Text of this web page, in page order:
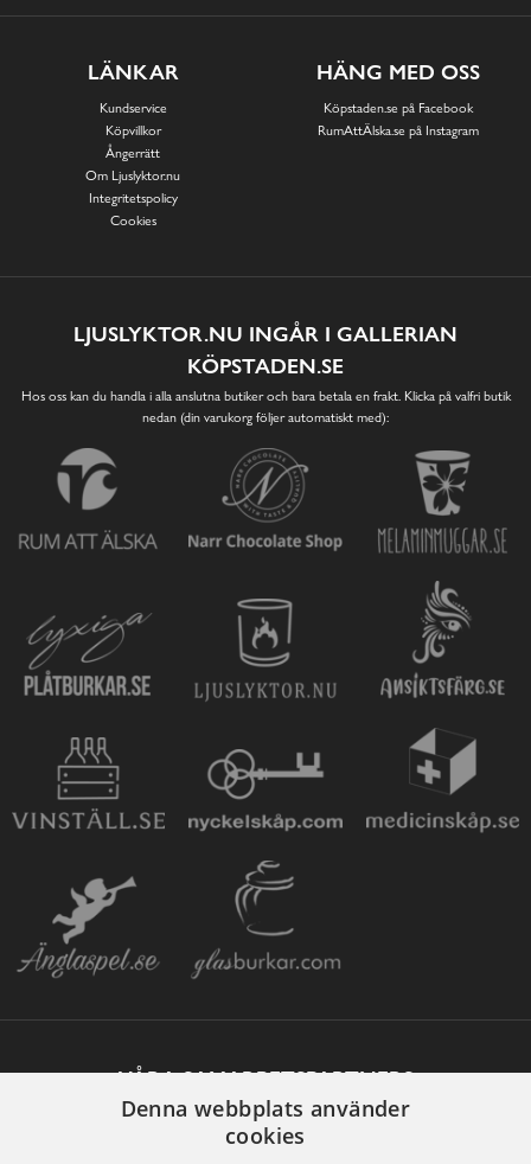
LÄNKAR
Kundservice
Köpvillkor
Ångerrätt
Om Ljuslyktor.nu
Integritetspolicy
Cookies
HÄNG MED OSS
Köpstaden.se på Facebook
RumAttÄlska.se på Instagram
LJUSLYKTOR.NU INGÅR I GALLERIAN
KÖPSTADEN.SE
Hos oss kan du handla i alla anslutna butiker och bara betala en frakt. Klicka på valfri butik
nedan (din varukorg följer automatiskt med):
VÅRA SAMARBETSPARTNERS
Denna webbplats använder
cookies